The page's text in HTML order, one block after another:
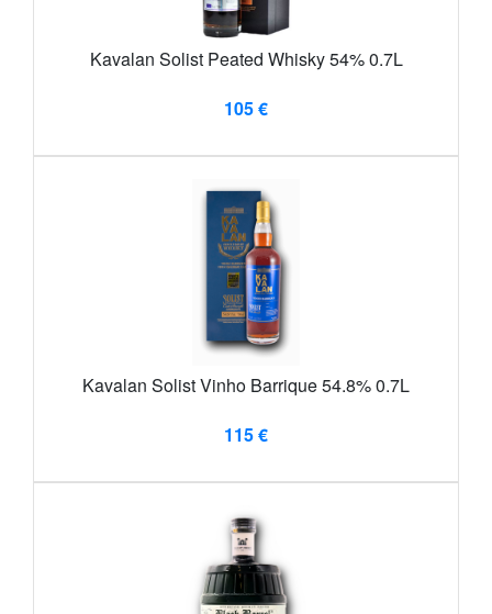
Kavalan Solist Peated Whisky 54% 0.7L
105 €
Kavalan Solist Vinho Barrique 54.8% 0.7L
115 €